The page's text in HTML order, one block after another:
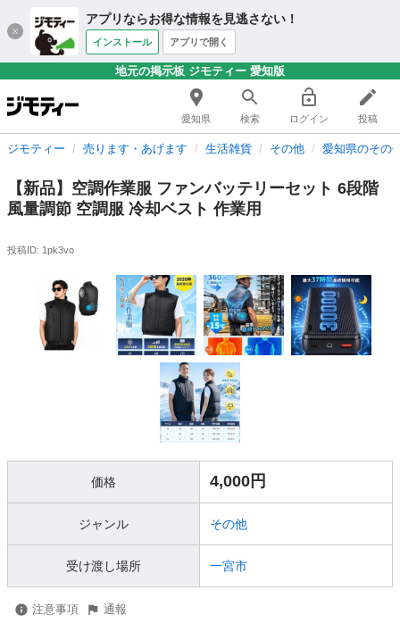
アプリならお得な情報を見逃さない！
インストール アプリで開く
地元の掲示板 ジモティー 愛知版
愛知県 検索 ログイン 投稿
ジモティー 売ります・あげます 生活雑貨 その他 愛知県のその
【新品】空調作業服 ファンバッテリーセット 6段階
風量調節 空調服 冷却ベスト 作業用
投稿ID: 1pk3vo
価格 4,000円
ジャンル その他
受け渡し場所 一宮市
注意事項 通報